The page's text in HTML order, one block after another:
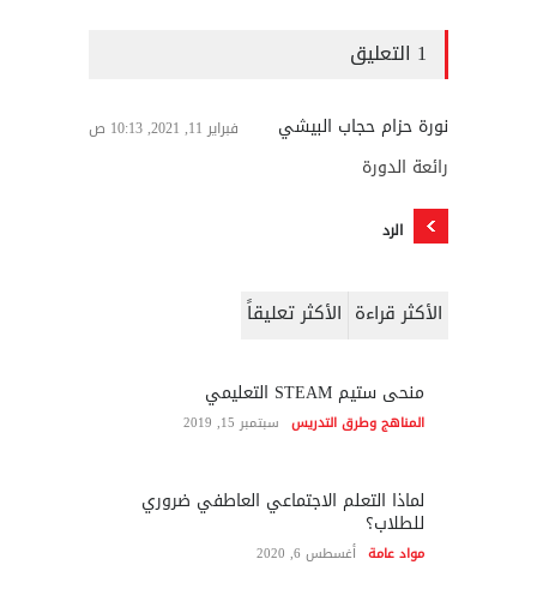
1 التعليق
نورة حزام حجاب البيشي فبراير 11, 2021, 10:13 ص
رائعة الدورة
الرد
الأكثر قراءة الأكثر تعليقاً
منحى ستيم STEAM التعليمي
المناهج وطرق التدريس سبتمبر 15, 2019
لماذا التعلم الاجتماعي العاطفي ضروري
للطلاب؟
مواد عامة أغسطس 6, 2020